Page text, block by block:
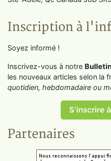
Inscription à
Soyez informé !
Inscrivez-vous à notre
les nouveaux articles selon la
quotidien, hebdomadaire ou
S'inscrire
Partenaires